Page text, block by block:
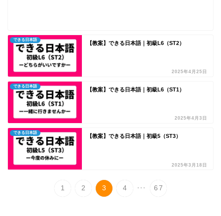
できる日本語
【教案】できる日本語｜初級L6（ST2）
2025年4月25日
できる日本語
【教案】できる日本語｜初級L6（ST1）
2025年4月3日
できる日本語
【教案】できる日本語｜初級5（ST3）
2025年3月18日
1 2 3 4 ... 67